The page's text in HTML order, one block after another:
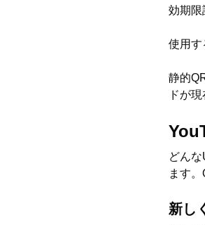
効期限
使用す
静的
ドが
どん
ます
新し